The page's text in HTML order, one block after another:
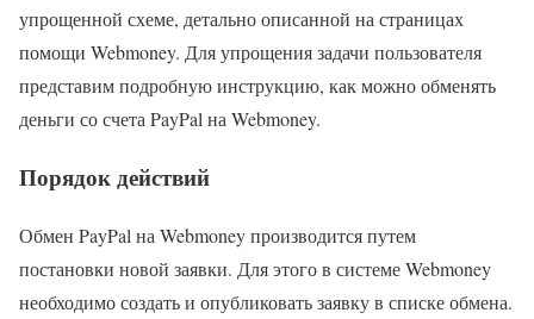
упрощенной схеме, детально описанной на страницах
помощи Webmoney. Для упрощения задачи пользователя
представим подробную инструкцию, как можно обменять
деньги со счета PayPal на Webmoney.
Порядок действий
Обмен PayPal на Webmoney производится путем
постановки новой заявки. Для этого в системе Webmoney
необходимо создать и опубликовать заявку в списке обмена.